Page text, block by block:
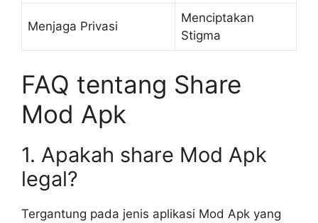
Menjaga Privasi
Menciptakan
Stigma
FAQ tentang Share
Mod Apk
1. Apakah share Mod Apk
legal?
Tergantung pada jenis aplikasi Mod Apk yang